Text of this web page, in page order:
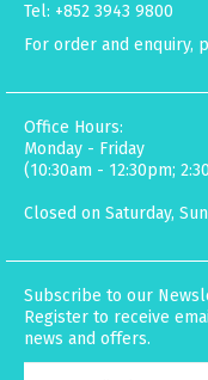
Tel: +852 3943 9800
For order and enquiry,
Office Hours:
Monday - Friday
(10:30am - 12:30pm;
Closed on Saturday,
Subscribe to our
Register to receive
news and offers.